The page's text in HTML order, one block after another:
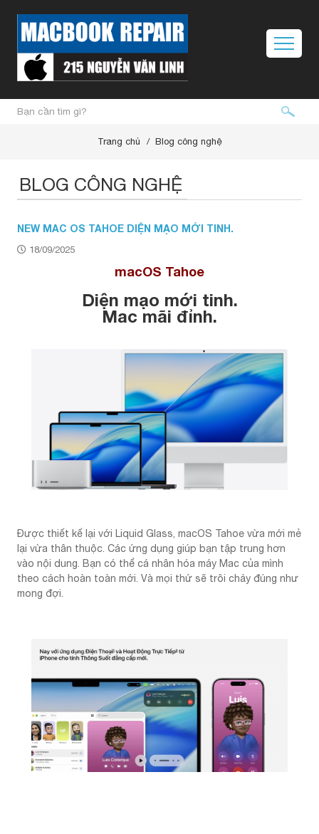
Trang chủ Blog công nghệ
BLOG CÔNG NGHỆ
NEW MAC OS TAHOE DIỆN MẠO MỚI TINH.
18/09/2025
macOS Tahoe
Diện mạo mới tinh.
Mac mãi đỉnh.
Được thiết kế lại với Liquid Glass, macOS Tahoe vừa mới mẻ
lại vừa thân thuộc. Các ứng dụng giúp bạn tập trung hơn
vào nội dung. Bạn có thể cá nhân hóa máy Mac của mình
theo cách hoàn toàn mới. Và mọi thứ sẽ trôi chảy đúng như
mong đợi.